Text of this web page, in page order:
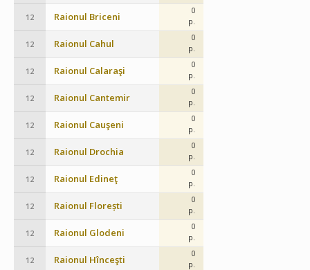
12 Raionul Briceni
0
p.
12 Raionul Cahul
0
p.
12 Raionul Calaraşi
0
p.
12 Raionul Cantemir
0
p.
12 Raionul Cauşeni
0
p.
12 Raionul Drochia
0
p.
12 Raionul Edineţ
0
p.
12 Raionul Florești
0
p.
12 Raionul Glodeni
0
p.
12 Raionul Hînceşti
0
p.